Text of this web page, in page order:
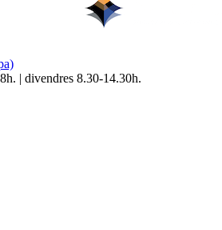
| divendres 8.30-14.30h.